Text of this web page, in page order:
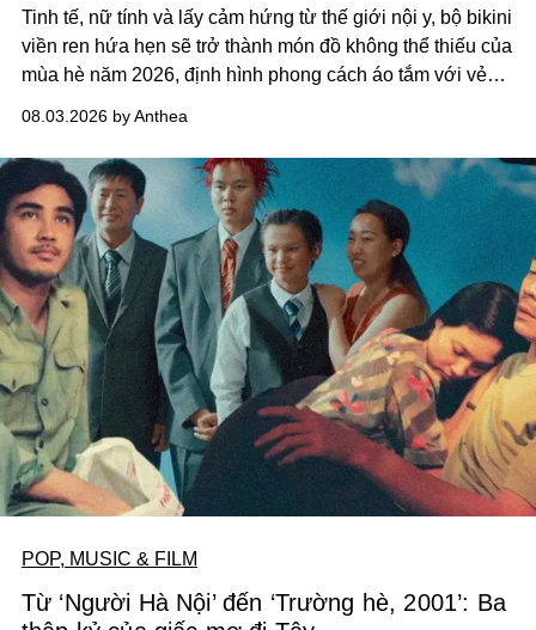
Tinh tế, nữ tính và lấy cảm hứng từ thế giới nội y, bộ bikini
viền ren hứa hẹn sẽ trở thành món đồ không thể thiếu của
mùa hè năm 2026, định hình phong cách áo tắm với vẻ
08.03.2026 by Anthea
POP, MUSIC & FILM
Từ ‘Người Hà Nội’ đến ‘Trường hè, 2001’: Ba